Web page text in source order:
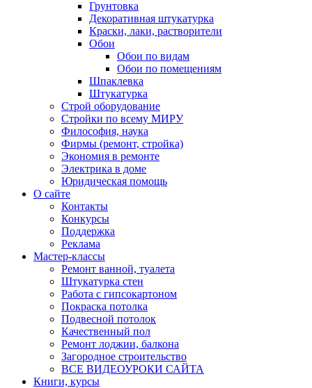
Грунтовка
Декоративная штукатурка
Краски, лаки, растворители
Обои
Обои по видам
Обои по помещениям
Шпаклевка
Штукатурка
Строй оборудование
Стройки по всему МИРУ
Философия, наука
Фирмы (ремонт, стройка)
Экономия в ремонте
Электрика в доме
Юридическая помощь
О сайте
Контакты
Конкурсы
Поддержка
Реклама
Мастер-классы
Ремонт ванной, туалета
Штукатурка стен
Работа с гипсокартоном
Покраска потолка
Подвесной потолок
Качественный пол
Ремонт лоджии, балкона
Загородное строительство
ВСЕ ВИДЕОУРОКИ САЙТА
Книги, курсы